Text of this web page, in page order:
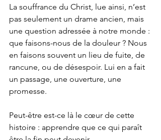
La souffrance du Christ, lue ainsi, n’est
pas seulement un drame ancien, mais
une question adressée à notre monde :
que faisons-nous de la douleur ? Nous
en faisons souvent un lieu de fuite, de
rancune, ou de désespoir. Lui en a fait
un passage, une ouverture, une
promesse.
Peut-être est-ce là le cœur de cette
histoire : apprendre que ce qui paraît